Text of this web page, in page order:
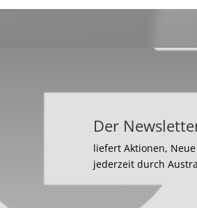
Der
liefert Aktionen,
jederzeit durch